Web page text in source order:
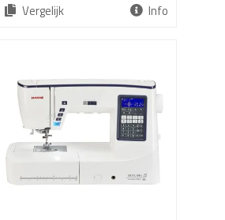
Vergelijk
Info